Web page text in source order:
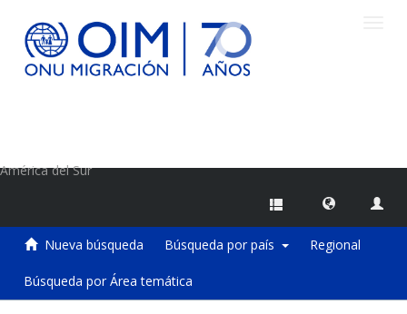
América del Sur
Nueva búsqueda Búsqueda por país Regional
Búsqueda por Área temática